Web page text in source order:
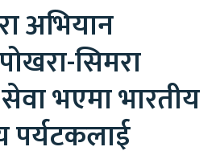
अभियान
सिमरा
भएमा भारतीय
पर्यटकलाई